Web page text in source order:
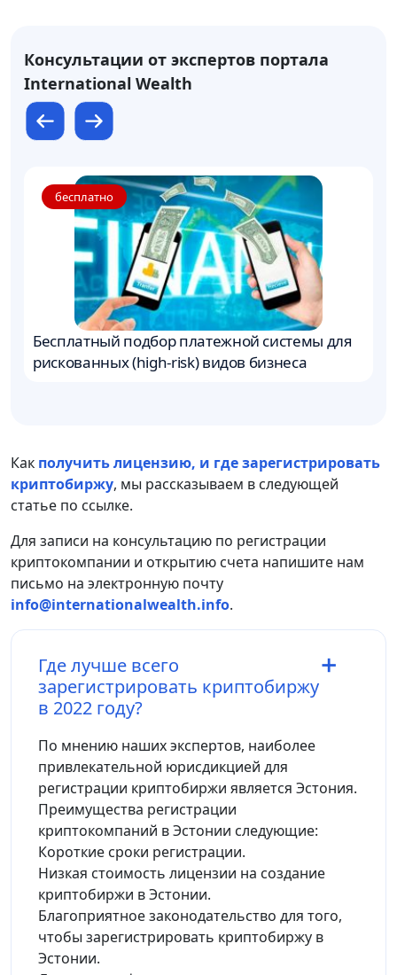
Консультации от экспертов портала
International Wealth
бесплатно
Бесплатный подбор платежной системы для
рискованных (high-risk) видов бизнеса
Как получить лицензию, и где зарегистрировать
криптобиржу, мы рассказываем в следующей
статье по ссылке.
Для записи на консультацию по регистрации
криптокомпании и открытию счета напишите нам
письмо на электронную почту
info@internationalwealth.info.
Где лучше всего
зарегистрировать криптобиржу
в 2022 году?
По мнению наших экспертов, наиболее
привлекательной юрисдикцией для
регистрации криптобиржи является Эстония.
Преимущества регистрации
криптокомпаний в Эстонии следующие:
Короткие сроки регистрации.
Низкая стоимость лицензии на создание
криптобиржи в Эстонии.
Благоприятное законодательство для того,
чтобы зарегистрировать криптобиржу в
Эстонии.